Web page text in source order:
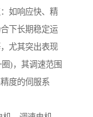
如响应快、精
下长期稳定运
尤其突出表现
)，其调速范围
度的伺服系